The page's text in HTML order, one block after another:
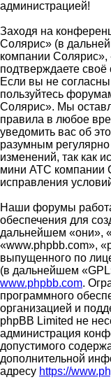
администрацией!
Заходя на
Солярис» (в
компании Солярис»,
подтверждаете
Если вы не
пользуйтесь
Солярис». Мы
правила в любое
уведомить вас об
разумным регулярно
изменений, так как
мини АТС компании
исправления
Наши форумы
обеспечения для
дальнейшем «они»,
«www.phpbb.com»,
выпущенного по
(в дальнейшем
www.phpbb.com.
программного
организацией и
phpBB Limited не
администрация
допустимого
дополнительной
адресу https://